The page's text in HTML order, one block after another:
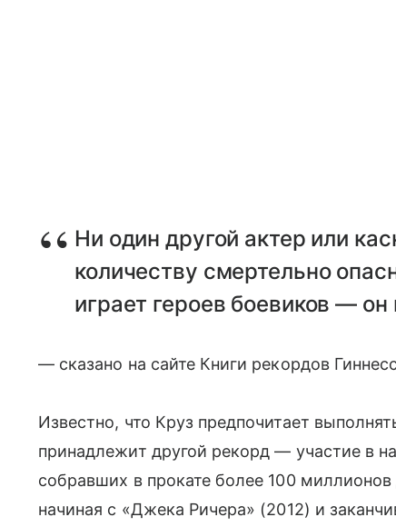
Ни один другой актер или
количеству смертельно
играет героев боевиков — он
— сказано на сайте Книги рекордов
Известно, что Круз предпочитает
принадлежит другой рекорд — участие в
собравших в прокате более 100
начиная с «Джека Ричера» (2012) и